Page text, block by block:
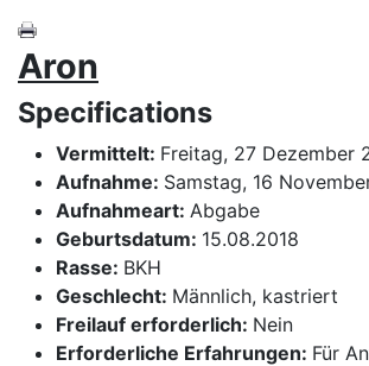
Aron
Specifications
Vermittelt: Freitag, 27 Dezember
Aufnahme: Samstag, 16
Aufnahmeart: Abgabe
Geburtsdatum: 15.08.2018
Rasse: BKH
Geschlecht: Männlich, kastriert
Freilauf erforderlich: Nein
Erforderliche Erfahrungen: Für